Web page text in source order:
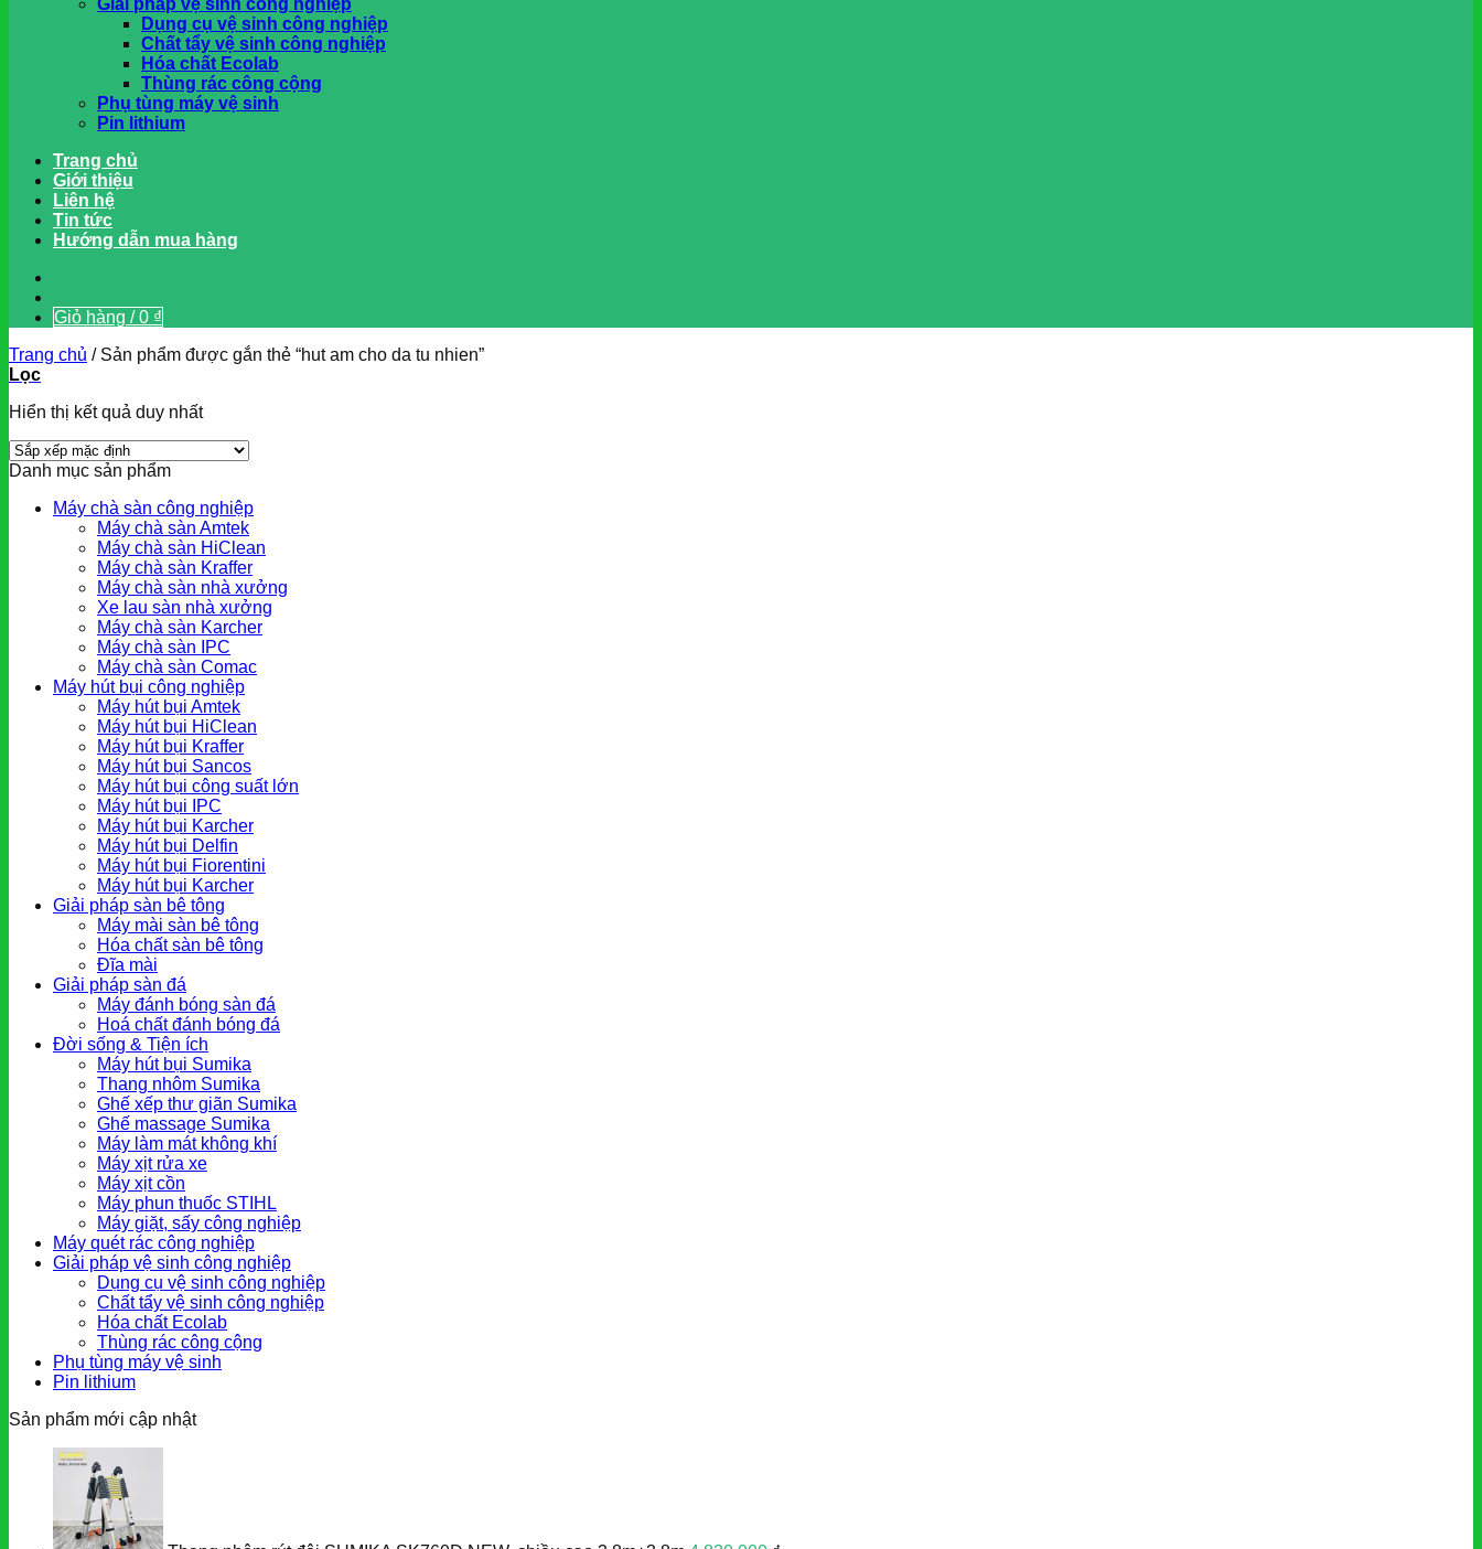
Giải pháp vệ sinh công nghiệp
Dụng cụ vệ sinh công nghiệp
Chất tẩy vệ sinh công nghiệp
Hóa chất Ecolab
Thùng rác công cộng
Phụ tùng máy vệ sinh
Pin lithium
Trang chủ
Giới thiệu
Liên hệ
Tin tức
Hướng dẫn mua hàng
Giỏ hàng /0 ₫
Trang chủ /Sản phẩm được gắn thẻ “hut am cho da tu nhien”
Lọc
Hiển thị kết quả duy nhất
Danh mục sản phẩm
Máy chà sàn công nghiệp
Máy chà sàn Amtek
Máy chà sàn HiClean
Máy chà sàn Kraffer
Máy chà sàn nhà xưởng
Xe lau sàn nhà xưởng
Máy chà sàn Karcher
Máy chà sàn IPC
Máy chà sàn Comac
Máy hút bụi công nghiệp
Máy hút bụi Amtek
Máy hút bụi HiClean
Máy hút bụi Kraffer
Máy hút bụi Sancos
Máy hút bụi công suất lớn
Máy hút bụi IPC
Máy hút bụi Karcher
Máy hút bụi Delfin
Máy hút bụi Fiorentini
Máy hút bụi Karcher
Giải pháp sàn bê tông
Máy mài sàn bê tông
Hóa chất sàn bê tông
Đĩa mài
Giải pháp sàn đá
Máy đánh bóng sàn đá
Hoá chất đánh bóng đá
Đời sống & Tiện ích
Máy hút bụi Sumika
Thang nhôm Sumika
Ghế xếp thư giãn Sumika
Ghế massage Sumika
Máy làm mát không khí
Máy xịt rửa xe
Máy xịt cồn
Máy phun thuốc STIHL
Máy giặt, sấy công nghiệp
Máy quét rác công nghiệp
Giải pháp vệ sinh công nghiệp
Dụng cụ vệ sinh công nghiệp
Chất tẩy vệ sinh công nghiệp
Hóa chất Ecolab
Thùng rác công cộng
Phụ tùng máy vệ sinh
Pin lithium
Sản phẩm mới cập nhật